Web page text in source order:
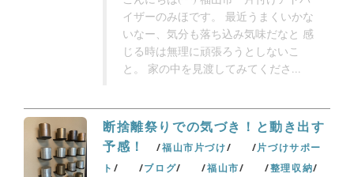
イザーのみほです。 最近うまくいかな
いなー、気分も落ち込み気味だなと 感
じる時は無理に頑張ろうとしないこ
と。 家の中を見渡してみてくださ...
断捨離祭りでの気づき！と動き出す
予感！
福山市片づけ
片づけサポー
ト
ブログ 福山市 整理収納